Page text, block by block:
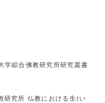
研究所研究叢書
所 仏教における生(い